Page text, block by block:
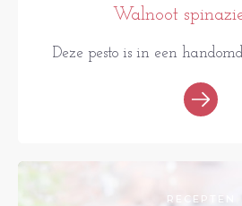
Walnoot
Deze pesto is in een
RECEPTEN